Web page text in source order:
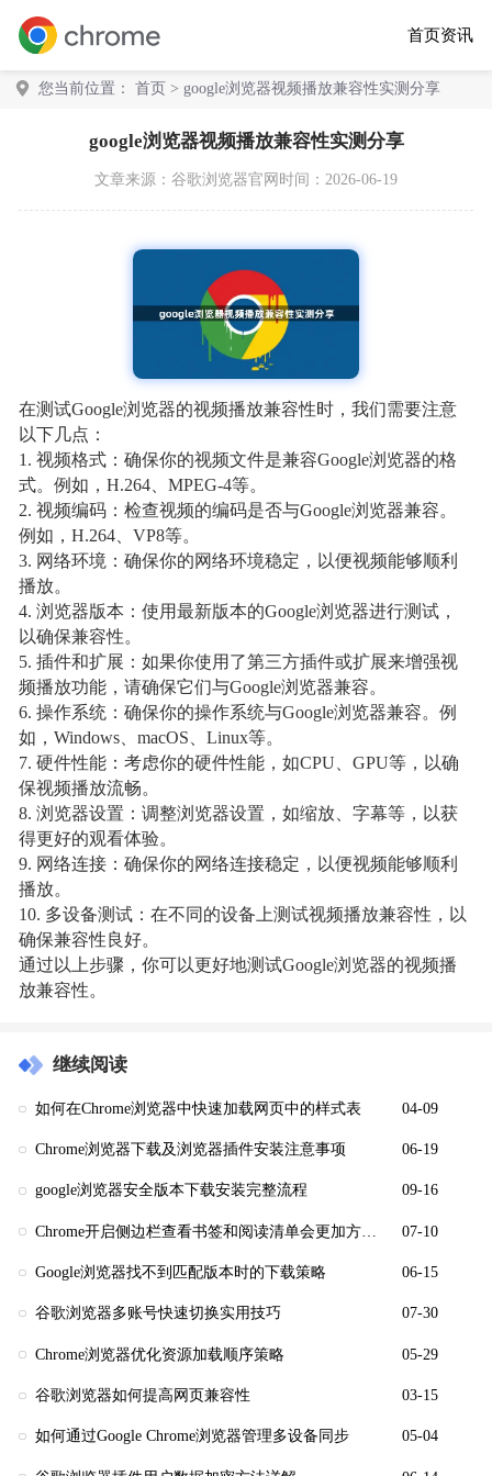
首页资讯
您当前位置： 首页 > google浏览器视频播放兼容性实测分享
google浏览器视频播放兼容性实测分享
文章来源： 谷歌浏览器官网 时间：2026-06-19
在测试Google浏览器的视频播放兼容性时，我们需要注意
以下几点：
1. 视频格式：确保你的视频文件是兼容Google浏览器的格
式。例如，H.264、MPEG-4等。
2. 视频编码：检查视频的编码是否与Google浏览器兼容。
例如，H.264、VP8等。
3. 网络环境：确保你的网络环境稳定，以便视频能够顺利
播放。
4. 浏览器版本：使用最新版本的Google浏览器进行测试，
以确保兼容性。
5. 插件和扩展：如果你使用了第三方插件或扩展来增强视
频播放功能，请确保它们与Google浏览器兼容。
6. 操作系统：确保你的操作系统与Google浏览器兼容。例
如，Windows、macOS、Linux等。
7. 硬件性能：考虑你的硬件性能，如CPU、GPU等，以确
保视频播放流畅。
8. 浏览器设置：调整浏览器设置，如缩放、字幕等，以获
得更好的观看体验。
9. 网络连接：确保你的网络连接稳定，以便视频能够顺利
播放。
10. 多设备测试：在不同的设备上测试视频播放兼容性，以
确保兼容性良好。
通过以上步骤，你可以更好地测试Google浏览器的视频播
放兼容性。
继续阅读
如何在Chrome浏览器中快速加载网页中的样式表 04-09
Chrome浏览器下载及浏览器插件安装注意事项 06-19
google浏览器安全版本下载安装完整流程 09-16
07-10
Google浏览器找不到匹配版本时的下载策略 06-15
谷歌浏览器多账号快速切换实用技巧 07-30
Chrome浏览器优化资源加载顺序策略 05-29
谷歌浏览器如何提高网页兼容性 03-15
如何通过Google Chrome浏览器管理多设备同步 05-04